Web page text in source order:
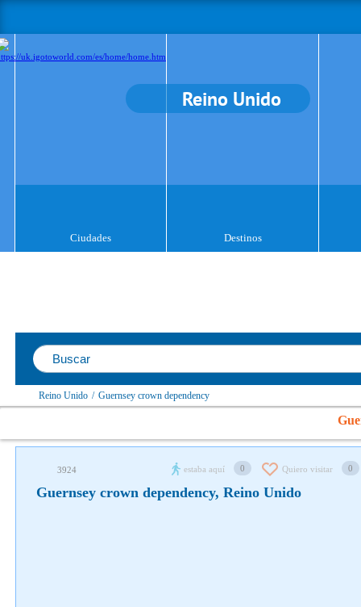
Reino Unido
Ciudades Destinos
Reino Unido / Guernsey crown dependency
3924 estaba aquí 0 Quiero visitar 0
Guernsey crown dependency, Reino Unido
Síguenos en redes sociales